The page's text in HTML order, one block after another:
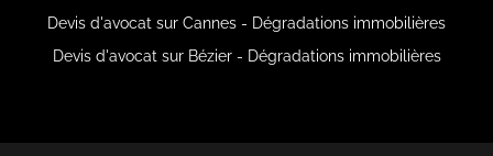
Devis d'avocat sur Cannes - Dégradations immobilières
Devis d'avocat sur Bézier - Dégradations immobilières